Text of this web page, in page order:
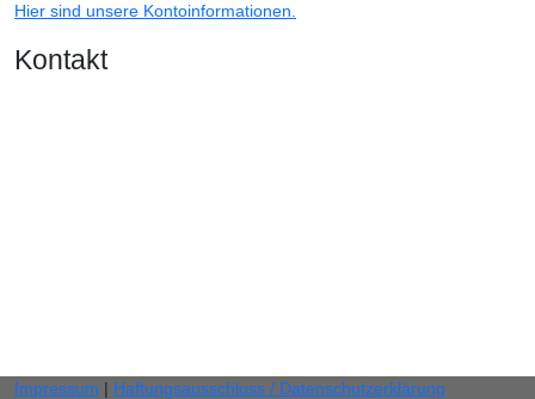
Hier sind unsere Kontoinformationen.
Kontakt
Impressum | Haftungsausschluss / Datenschutzerklärung